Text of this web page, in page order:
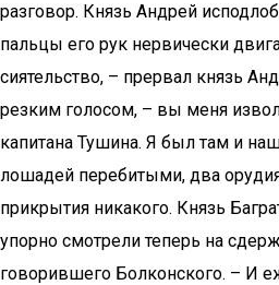
разговор. Князь Андрей
пальцы его рук нервически
сиятельство, – прервал князь
резким голосом, – вы меня
капитана Тушина. Я был там и
лошадей перебитыми, два
прикрытия никакого. Князь
упорно смотрели теперь на
говорившего Болконского. – И